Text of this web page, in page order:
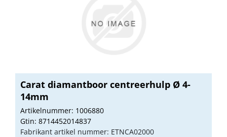
Carat diamantboor centreerhulp Ø 4-
14mm
Artikelnummer: 1006880
Gtin: 8714452014837
Fabrikant artikel nummer: ETNCA02000